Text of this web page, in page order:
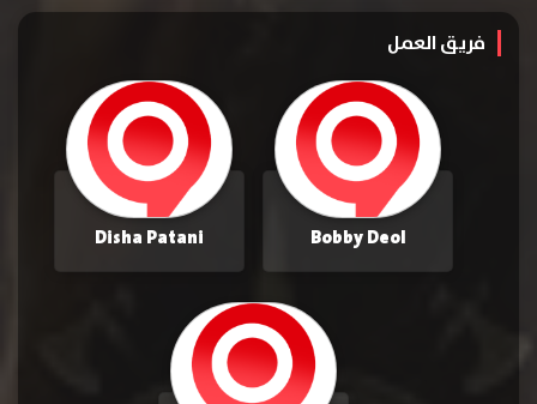
فريق العمل
Bobby Deol
Disha Patani